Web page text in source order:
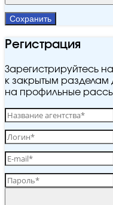
Сохранить
Регистрация
Зарегистрируйтесь
к закрытым разделам
на профильные